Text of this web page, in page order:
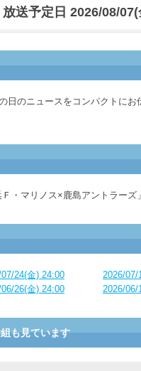
放送予定日 2026/08/
日のニュースをコンパクトに
・マリノス×鹿島アントラーズ
24(金) 24:00 2026/07/
26(金) 24:00 2026/06/
も見ています